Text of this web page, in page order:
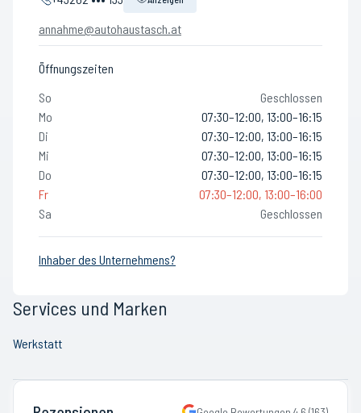
annahme@autohaustasch.at
Öffnungszeiten
So
Geschlossen
Mo
07:30–12:00, 13:00–16:15
Di
07:30–12:00, 13:00–16:15
Mi
07:30–12:00, 13:00–16:15
Do
07:30–12:00, 13:00–16:15
Fr
07:30–12:00, 13:00–16:00
Sa
Geschlossen
Inhaber des Unternehmens?
Services und Marken
Werkstatt